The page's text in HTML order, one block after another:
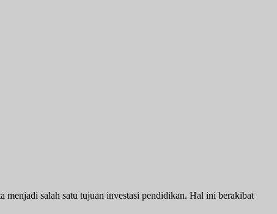
salah satu tujuan investasi pendidikan. Hal ini berakibat